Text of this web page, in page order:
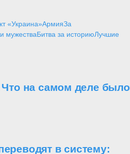
«Украина»АрмияЗа
мужестваБитва за историюЛучшие
Что на самом деле было
в систему: